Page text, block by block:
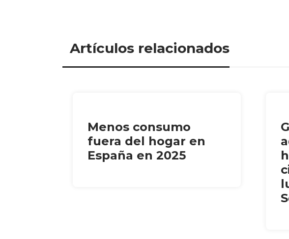
Artículos relacionados
Menos consumo
fuera del hogar en
España en 2025